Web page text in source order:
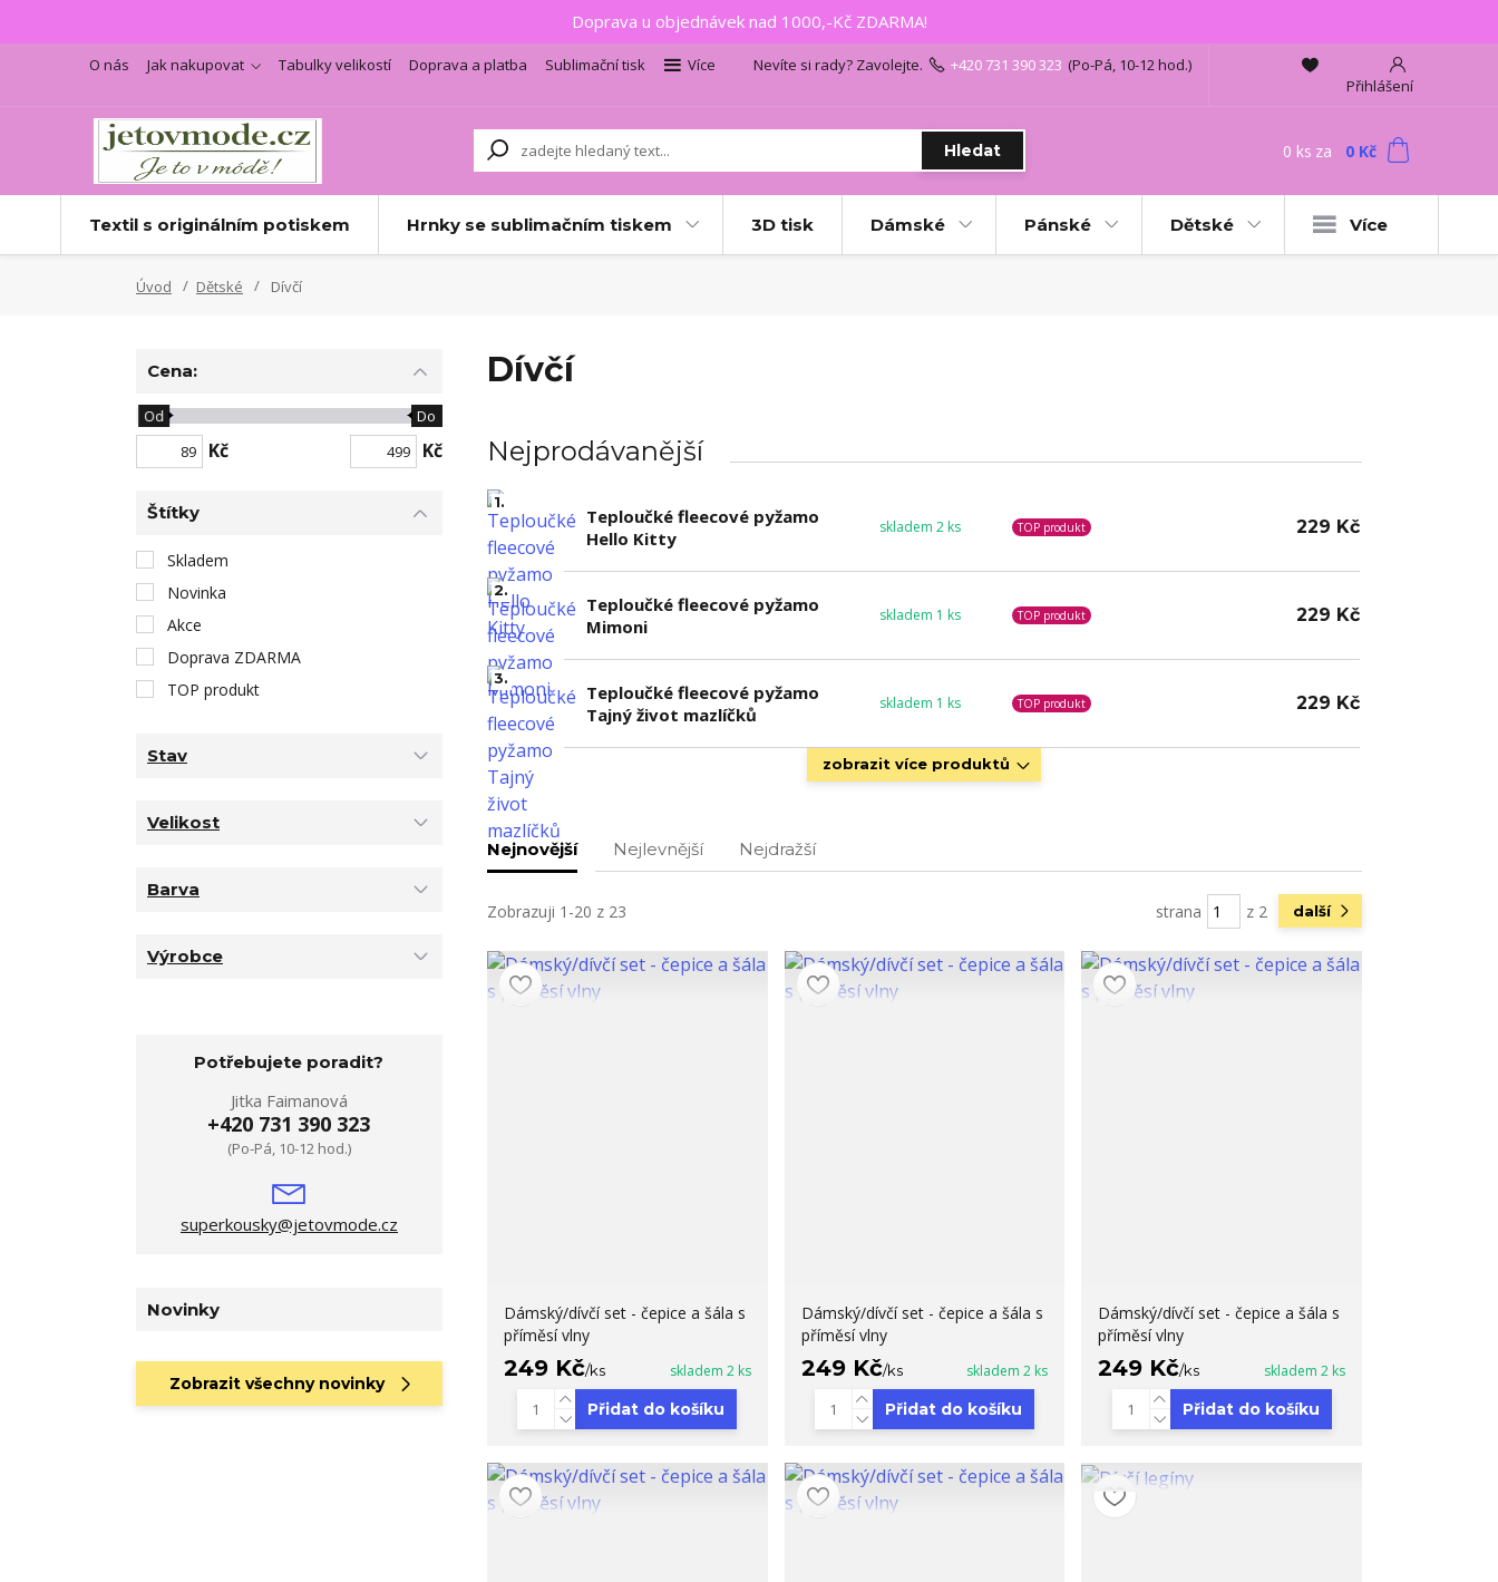
Doprava u objednávek nad 1000,-Kč ZDARMA!
O nás Jak nakupovat Tabulky velikostí Doprava a platba Sublimační tisk
Více
Přihlášení
Hledat
Nevíte si rady? Zavolejte. +420 731 390 323 (Po-Pá, 10-12 hod.)
0 ks za 0 Kč
Textil s originálním potiskem Hrnky se sublimačním tiskem 3D tisk Dámské Pánské Dětské Více
Úvod Dětské Dívčí
Dívčí
Nejprodávanější
1.
Teploučké fleecové pyžamo
Hello Kitty
skladem 2 ks TOP produkt 229 Kč
2.
Teploučké fleecové pyžamo
Mimoni
skladem 1 ks TOP produkt 229 Kč
3.
Teploučké fleecové pyžamo
Tajný život mazlíčků
skladem 1 ks TOP produkt 229 Kč
zobrazit více produktů
Nejnovější Nejlevnější Nejdražší
Zobrazuji 1-20 z 23 strana z 2 další
Dámský/dívčí set - čepice a šála s
příměsí vlny
249 Kč/ks skladem 2 ks
Přidat do košíku
Dámský/dívčí set - čepice a šála s
příměsí vlny
249 Kč/ks skladem 2 ks
Přidat do košíku
Dámský/dívčí set - čepice a šála s
příměsí vlny
249 Kč/ks skladem 2 ks
Přidat do košíku
Cena:
Kč
Od Do
Kč
Štítky
Skladem
Novinka
Akce
Doprava ZDARMA
TOP produkt
Stav
Velikost
Barva
Výrobce
Potřebujete poradit?
Jitka Faimanová
+420 731 390 323
(Po-Pá, 10-12 hod.)
superkousky@jetovmode.cz
Novinky
Zobrazit všechny novinky